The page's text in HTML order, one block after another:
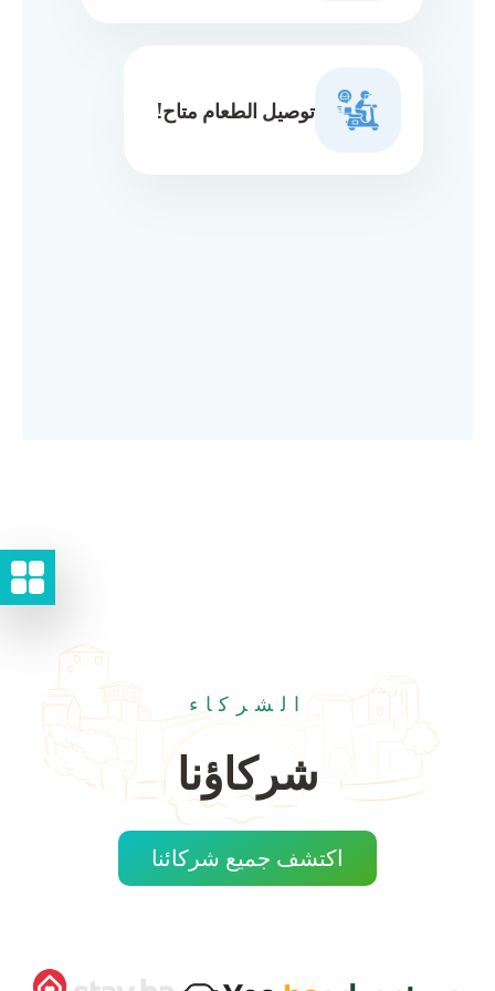
توصيل الطعام متاح!
الشركاء
شركاؤنا
اكتشف جميع شركائنا